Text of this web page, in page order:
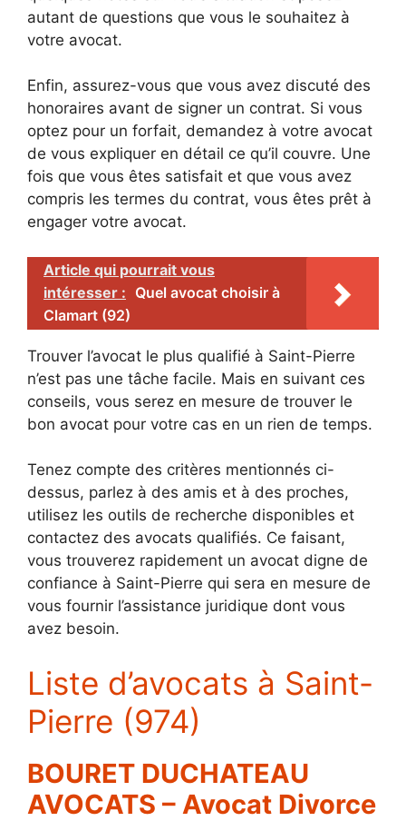
autant de questions que vous le souhaitez à
votre avocat.
Enfin, assurez-vous que vous avez discuté des
honoraires avant de signer un contrat. Si vous
optez pour un forfait, demandez à votre avocat
de vous expliquer en détail ce qu’il couvre. Une
fois que vous êtes satisfait et que vous avez
compris les termes du contrat, vous êtes prêt à
engager votre avocat.
Article qui pourrait vous
intéresser : Quel avocat choisir à
Clamart (92)
Trouver l’avocat le plus qualifié à Saint-Pierre
n’est pas une tâche facile. Mais en suivant ces
conseils, vous serez en mesure de trouver le
bon avocat pour votre cas en un rien de temps.
Tenez compte des critères mentionnés ci-
dessus, parlez à des amis et à des proches,
utilisez les outils de recherche disponibles et
contactez des avocats qualifiés. Ce faisant,
vous trouverez rapidement un avocat digne de
confiance à Saint-Pierre qui sera en mesure de
vous fournir l’assistance juridique dont vous
avez besoin.
Liste d’avocats à Saint-
Pierre (974)
BOURET DUCHATEAU
AVOCATS – Avocat Divorce